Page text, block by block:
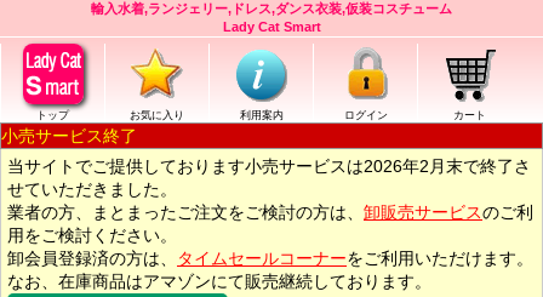
輸入水着,ランジェリー,ドレス,ダンス衣装,仮装コスチューム
Lady Cat Smart
トップ お気に入り 利用案内 ログイン カート
小売サービス終了
当サイトでご提供しております小売サービスは2026年2月末で終了さ
せていただきました。
業者の方、まとまったご注文をご検討の方は、 卸販売サービスのご利
用をご検討ください。
卸会員登録済の方は、
タイムセールコーナーをご利用いただけます。
なお、在庫商品はアマゾンにて販売継続しております。